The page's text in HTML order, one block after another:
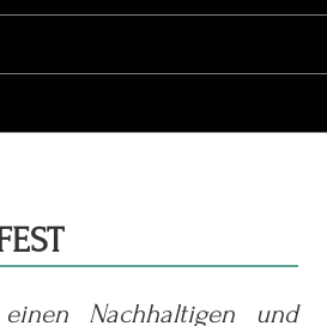
Nachhaltigen und